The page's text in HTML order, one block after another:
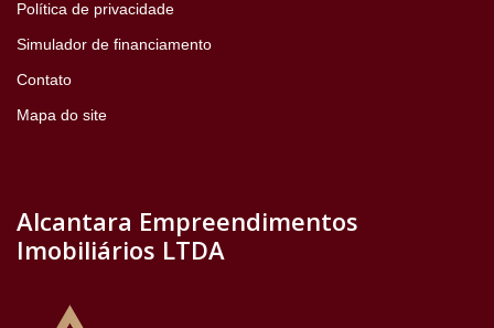
Política de privacidade
Simulador de financiamento
Contato
Mapa do site
Alcantara Empreendimentos
Imobiliários LTDA